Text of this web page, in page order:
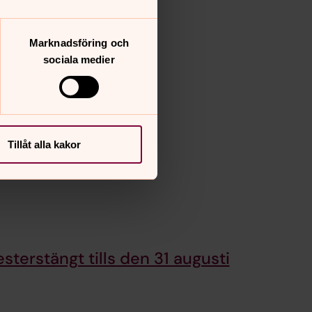
Marknadsföring och
sociala medier
Tillåt alla kakor
tills den 31 augusti